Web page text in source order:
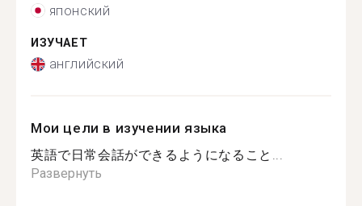
японский
ИЗУЧАЕТ
английский
Мои цели в изучении языка
英語で日常会話ができるようになること...
Развернуть